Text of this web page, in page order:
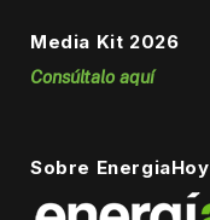
Media Kit 2026
Consúltalo aquí
Sobre EnergiaHoy